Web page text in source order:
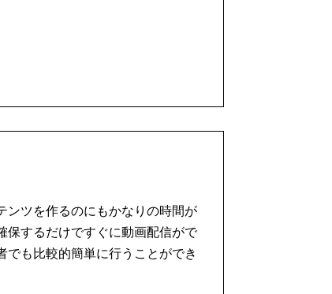
ンツを作るのにもかなりの時間が
保するだけですぐに動画配信がで
でも比較的簡単に行うことができ